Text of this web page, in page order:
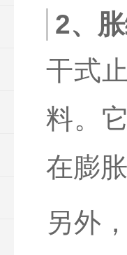
2、
干式
料。
在膨
另外